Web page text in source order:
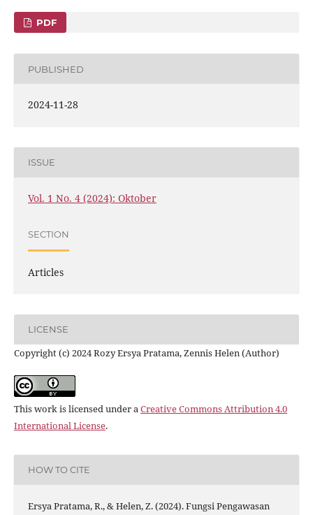
PDF
PUBLISHED
2024-11-28
ISSUE
Vol. 1 No. 4 (2024): Oktober
SECTION
Articles
LICENSE
Copyright (c) 2024 Rozy Ersya Pratama, Zennis Helen (Author)
This work is licensed under a Creative Commons Attribution 4.0
International License.
HOW TO CITE
Ersya Pratama, R., & Helen, Z. (2024). Fungsi Pengawasan